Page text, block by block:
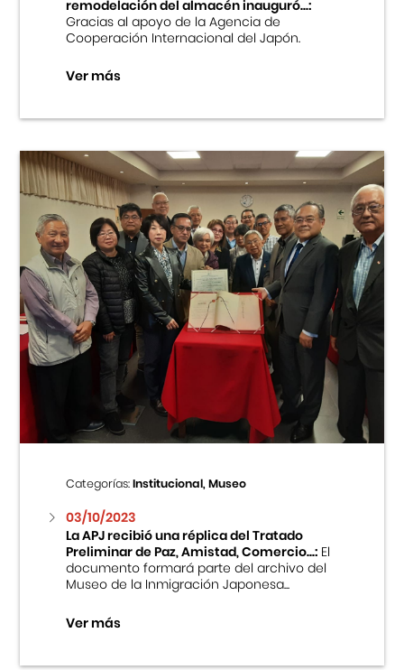
remodelación del almacén inauguró...:
Gracias al apoyo de la Agencia de
Cooperación Internacional del Japón.
Ver más
Categorías:Institucional, Museo
03/10/2023
La APJ recibió una réplica del Tratado
Preliminar de Paz, Amistad, Comercio...:El
documento formará parte del archivo del
Museo de la Inmigración Japonesa...
Ver más